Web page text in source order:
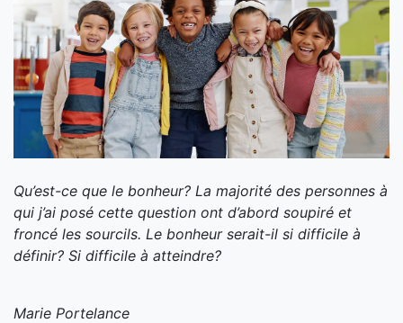
Qu’est-ce que le bonheur? La majorité des personnes à
qui j’ai posé cette question ont d’abord soupiré et
froncé les sourcils. Le bonheur serait-il si difficile à
définir? Si difficile à atteindre?
Marie Portelance